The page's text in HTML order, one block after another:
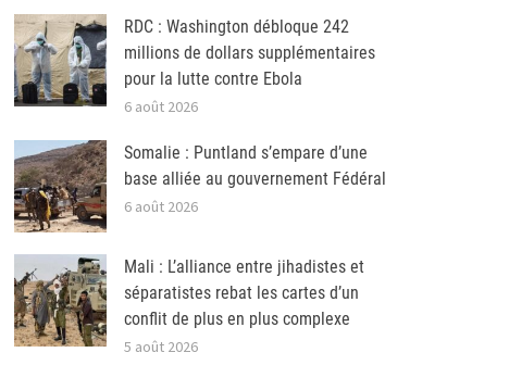
RDC : Washington débloque 242
millions de dollars supplémentaires
pour la lutte contre Ebola
6 août 2026
Somalie : Puntland s’empare d’une
base alliée au gouvernement Fédéral
6 août 2026
Mali : L’alliance entre jihadistes et
séparatistes rebat les cartes d’un
conflit de plus en plus complexe
5 août 2026